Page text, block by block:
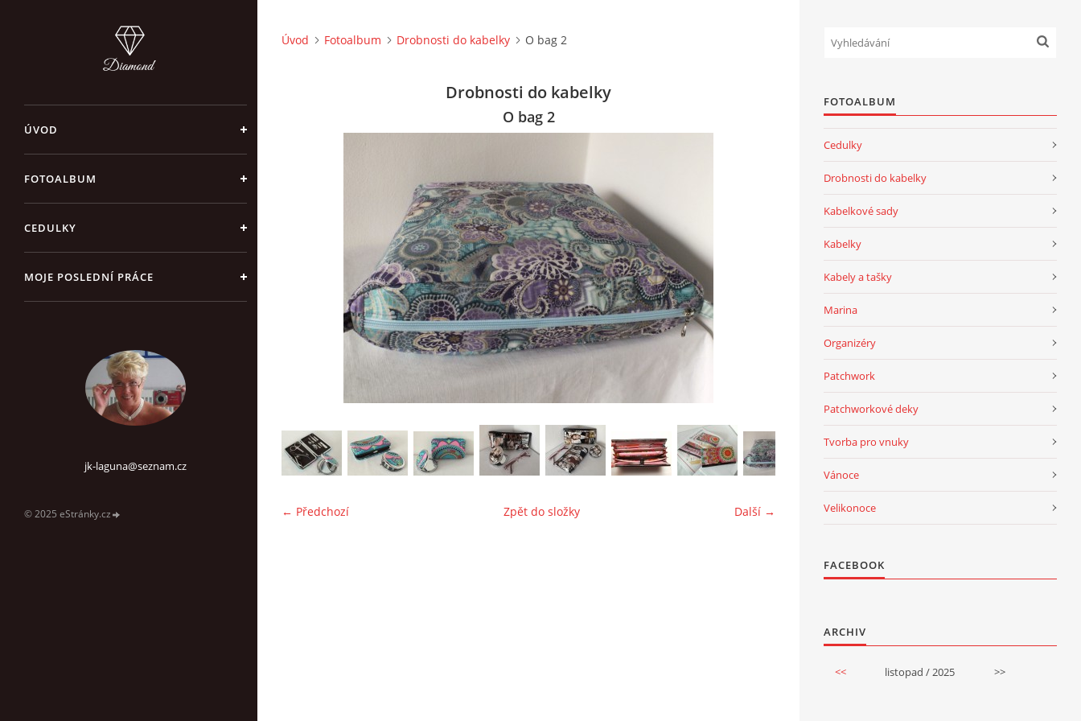
ÚVOD
FOTOALBUM
CEDULKY
MOJE POSLEDNÍ PRÁCE
jk-laguna@seznam.cz
© 2025 eStránky.cz
Úvod Fotoalbum Drobnosti do kabelky O bag 2
Drobnosti do kabelky
O bag 2
← Předchozí Další →
Zpět do složky
FOTOALBUM
Cedulky
Drobnosti do kabelky
Kabelkové sady
Kabelky
Kabely a tašky
Marina
Organizéry
Patchwork
Patchworkové deky
Tvorba pro vnuky
Vánoce
Velikonoce
FACEBOOK
ARCHIV
<< listopad / 2025 >>